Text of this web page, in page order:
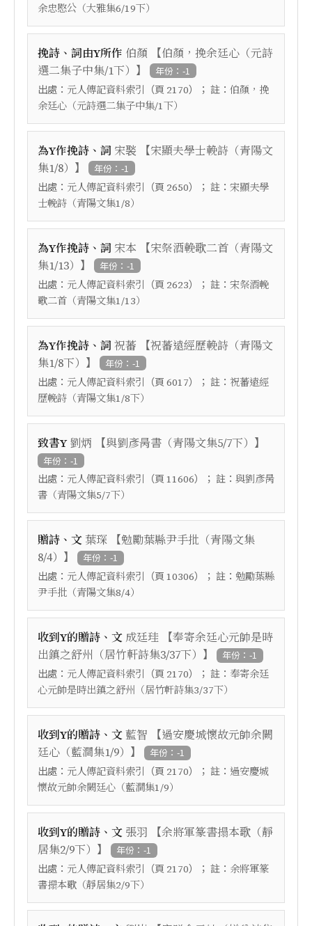
余忠愍公（大雅集6/19下）
挽詩、詞由Y所作 伯顏 【伯顏，挽余廷心（元詩
選二集子中集/1下） 】 年份：-1
出處： 元人傳記資料索引 （頁 2170）； 註： 伯顏，挽
余廷心（元詩選二集子中集/1下）
為Y作挽詩、詞 宋褧 【宋顯夫學士輓詩（青陽文
集1/8） 】 年份：-1
出處： 元人傳記資料索引 （頁 2650）； 註： 宋顯夫學
士輓詩（青陽文集1/8）
為Y作挽詩、詞 宋本 【宋祭酒輓歌二首（青陽文
集1/13） 】 年份：-1
出處： 元人傳記資料索引 （頁 2623）； 註： 宋祭酒輓
歌二首（青陽文集1/13）
為Y作挽詩、詞祝蕃 【祝蕃遠經歷輓詩（青陽文
集1/8下） 】 年份：-1
出處： 元人傳記資料索引 （頁 6017）； 註： 祝蕃遠經
歷輓詩（青陽文集1/8下）
致書Y 劉炳 【與劉彥昺書（青陽文集5/7下） 】
年份：-1
出處： 元人傳記資料索引 （頁 11606）； 註： 與劉彥昺
書（青陽文集5/7下）
贈詩、文 葉琛 【勉勵葉縣尹手批（青陽文集
8/4） 】 年份：-1
出處： 元人傳記資料索引 （頁 10306）； 註： 勉勵葉縣
尹手批（青陽文集8/4）
收到Y的贈詩、文 成廷珪 【奉寄余廷心元帥是時
出鎮之舒州（居竹軒詩集3/37下） 】 年份：-1
出處： 元人傳記資料索引 （頁 2170）； 註： 奉寄余廷
心元帥是時出鎮之舒州（居竹軒詩集3/37下）
收到Y的贈詩、文藍智 【過安慶城懷故元帥余闕
廷心（藍澗集1/9） 】 年份：-1
出處： 元人傳記資料索引 （頁 2170）； 註： 過安慶城
懷故元帥余闕廷心（藍澗集1/9）
收到Y的贈詩、文 張羽 【余將軍篆書搨本歌（靜
居集2/9下） 】 年份：-1
出處： 元人傳記資料索引 （頁 2170）； 註： 余將軍篆
書搨本歌（靜居集2/9下）